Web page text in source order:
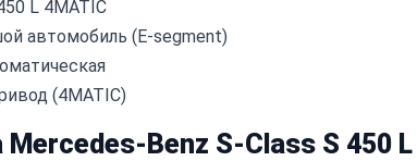
L 4MATIC
автомобиль (E-segment)
(4MATIC)
Benz S-Class S 450 L